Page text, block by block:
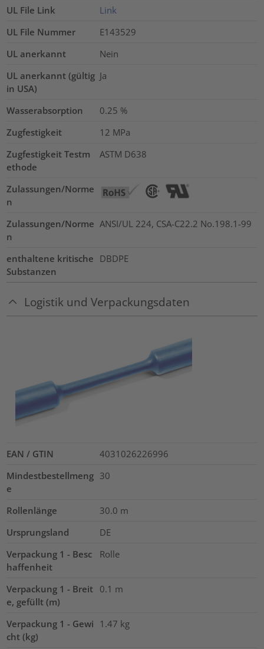
UL File Link
Link
UL File Nummer
E143529
UL anerkannt
Nein
UL anerkannt (gültig
in USA)
Ja
Wasserabsorption 0.25 %
Zugfestigkeit
12 MPa
Zugfestigkeit Testm
ethode
ASTM D638
Zulassungen/Norme
n
Zulassungen/Norme
n
ANSI/UL 224, CSA-C22.2 No.198.1-99
enthaltene kritische
Substanzen
DBDPE
Logistik und Verpackungsdaten
EAN / GTIN
4031026226996
Mindestbestellmeng
e
30
Rollenlänge 30.0 m
Ursprungsland
DE
Verpackung 1 - Besc
haffenheit
Rolle
Verpackung 1 - Breit
e, gefüllt (m)
0.1 m
Verpackung 1 - Gewi
cht (kg)
1.47 kg